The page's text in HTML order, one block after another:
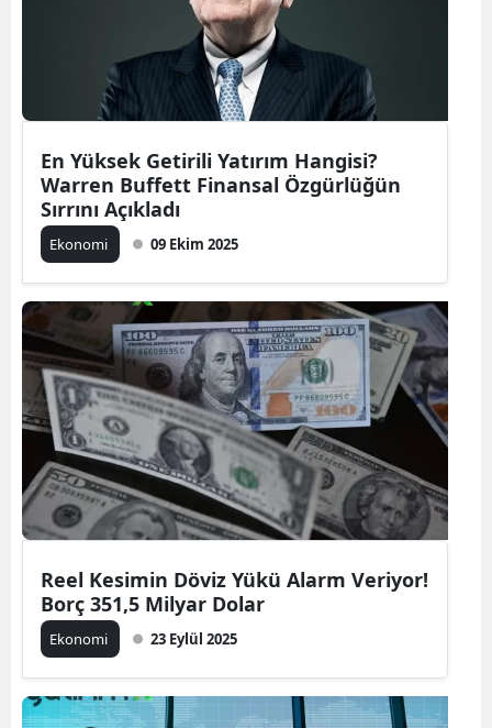
En Yüksek Getirili Yatırım Hangisi?
Warren Buffett Finansal Özgürlüğün
Sırrını Açıkladı
Ekonomi 09 Ekim 2025
Reel Kesimin Döviz Yükü Alarm Veriyor!
Borç 351,5 Milyar Dolar
Ekonomi 23 Eylül 2025